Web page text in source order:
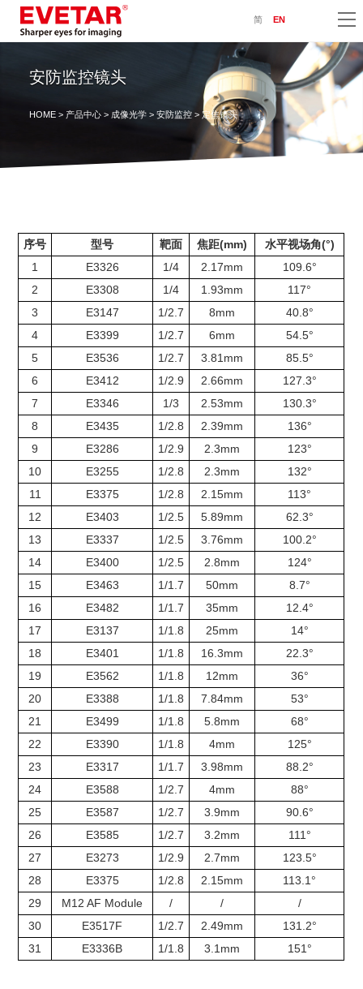
简 EN
安防监控镜头
HOME> 产品中心> 成像光学> 安防监控> 定焦镜头
序号 型号 靶面 焦距(mm)
水平视场角(°)
1
E3326 1/4 2.17mm
109.6°
2
E3308 1/4 1.93mm
117°
3
E3147 1/2.7 8mm
40.8°
4
E3399 1/2.7 6mm
54.5°
5
E3536 1/2.7 3.81mm
85.5°
6
E3412 1/2.9 2.66mm
127.3°
7
E3346 1/3 2.53mm
130.3°
8
E3435 1/2.8 2.39mm
136°
9
E3286 1/2.9 2.3mm
123°
10
E3255 1/2.8 2.3mm
132°
11
E3375 1/2.8 2.15mm
113°
12
E3403 1/2.5 5.89mm
62.3°
13
E3337 1/2.5 3.76mm
100.2°
14
E3400 1/2.5 2.8mm
124°
15
E3463 1/1.7 50mm
8.7°
16
E3482 1/1.7 35mm
12.4°
17
E3137 1/1.8 25mm
14°
18
E3401 1/1.8 16.3mm
22.3°
19
E3562 1/1.8 12mm
36°
20
E3388 1/1.8 7.84mm
53°
21
E3499 1/1.8 5.8mm
68°
22
E3390 1/1.8 4mm
125°
23
E3317 1/1.7 3.98mm
88.2°
24
E3588 1/2.7 4mm
88°
25
E3587 1/2.7 3.9mm
90.6°
26
E3585 1/2.7 3.2mm
111°
27
E3273 1/2.9 2.7mm
123.5°
28
E3375 1/2.8 2.15mm
113.1°
29
M12 AF Module / /
/
30
E3517F 1/2.7 2.49mm
131.2°
31
E3336B 1/1.8 3.1mm 151°